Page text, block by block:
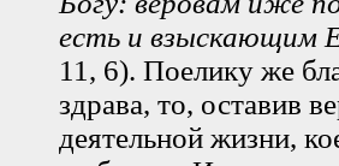
есть и взыскающим
11, 6). Поелику же
здрава, то, оставив
деятельной жизни,